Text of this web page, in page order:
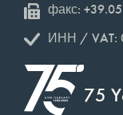
факс:
ИНН / VAT:
75